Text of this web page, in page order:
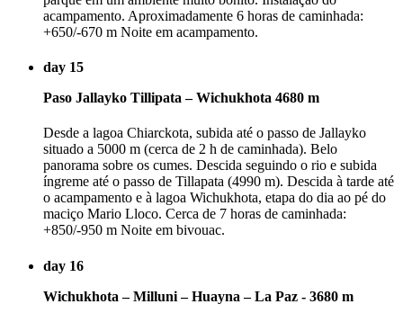
acampamento. Aproximadamente 6 horas de caminhada:
+650/-670 m Noite em acampamento.
day 15
Paso Jallayko Tillipata – Wichukhota 4680 m
Desde a lagoa Chiarckota, subida até o passo de Jallayko
situado a 5000 m (cerca de 2 h de caminhada). Belo
panorama sobre os cumes. Descida seguindo o rio e subida
íngreme até o passo de Tillapata (4990 m). Descida à tarde até
o acampamento e à lagoa Wichukhota, etapa do dia ao pé do
maciço Mario Lloco. Cerca de 7 horas de caminhada:
+850/-950 m Noite em bivouac.
day 16
Wichukhota – Milluni – Huayna – La Paz - 3680 m